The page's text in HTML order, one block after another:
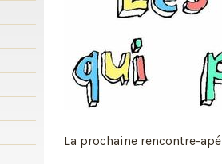
La prochaine rencontre-